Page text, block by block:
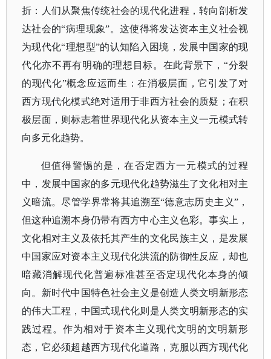
折：人们从聚焦传统社会的现代化进程，转向剖析发
达社会的“病理现象”。这使得将发达资本主义社会视
为现代化“理想型”的认知陷入困境，发展中国家的现
代化亦不再有明确的理想目标。在此背景下，“分裂
的现代化”概念应运而生：在消极层面，它引发了对
西方现代化模式绝对适用于非西方社会的质疑；在积
极层面，则标志着世界现代化从资本主义一元模式转
向多元化趋势。
但值得警惕的是，在否定西方一元模式的过程
中，发展中国家的多元现代化趋势滋生了文化相对主
义暗流。尽管学界常将其追溯至“德意志历史主义”，
但这种追溯本身仍带有西方中心主义色彩。事实上，
文化相对主义及依托其产生的文化民族主义，是发展
中国家应对资本主义现代化洪流的防御性反应，却也
暗藏消解现代化普遍标准甚至否定现代化本身的倾
向。新时代中国特色社会主义是创造人类文明新形态
的伟大工程，中国式现代化则是人类文明新形态的实
践过程。作为相对于资本主义现代文明的文明新形
态，它必须超越西方现代化道路，克服以西方现代化